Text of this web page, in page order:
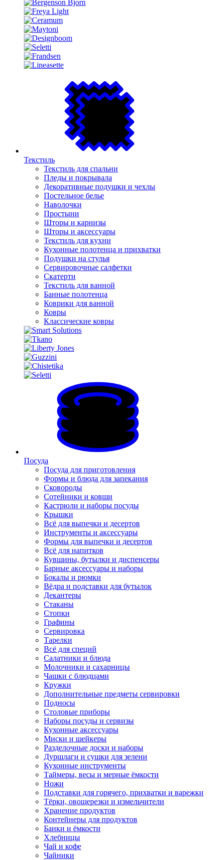
Текстиль
Текстиль для спальни
Пледы и покрывала
Декоративные подушки и чехлы
Постельное белье
Наволочки
Простыни
Шторы и карнизы
Шторы и аксессуары
Текстиль для кухни
Кухонные полотенца и прихватки
Подушки на стулья
Сервировочные салфетки
Скатерти
Текстиль для ванной
Банные полотенца
Коврики для ванной
Ковры
Классические ковры
Посуда
Посуда для приготовления
Формы и блюда для запекания
Сковороды
Сотейники и ковши
Кастрюли и наборы посуды
Крышки
Всё для выпечки и десертов
Инструменты и аксессуары
Формы для выпечки и десертов
Всё для напитков
Кувшины, бутылки и диспенсеры
Барные аксессуары и наборы
Бокалы и рюмки
Вёдра и подставки для бутылок
Декантеры
Стаканы
Стопки
Графины
Сервировка
Тарелки
Всё для специй
Салатники и блюда
Молочники и сахарницы
Чашки с блюдцами
Кружки
Дополнительные предметы сервировки
Подносы
Столовые приборы
Наборы посуды и сервизы
Кухонные аксессуары
Миски и шейкеры
Разделочные доски и наборы
Дуршлаги и сушки для зелени
Кухонные инструменты
Таймеры, весы и мерные ёмкости
Ножи
Подставки для горячего, прихватки и варежки
Тёрки, овощерезки и измельчители
Хранение продуктов
Контейнеры для продуктов
Банки и ёмкости
Хлебницы
Чай и кофе
Чайники